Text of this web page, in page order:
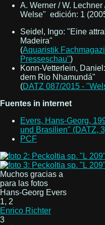
A. Werner / W.
Welse" edición: 1
Seidel, Ingo: "Eine
Madeira"
(Aquaristik
Presseschau")
Konn-Vetterlein,
dem Rio Nhamundá"
(DATZ 087/2015 -
Fuentes in internet
Evers, Hans-Georg,
und Brasilien" (DATZ,
PCF
Muchos gracias a
para las fotos
Hans-Georg Evers
1, 2
Enrico Richter
3